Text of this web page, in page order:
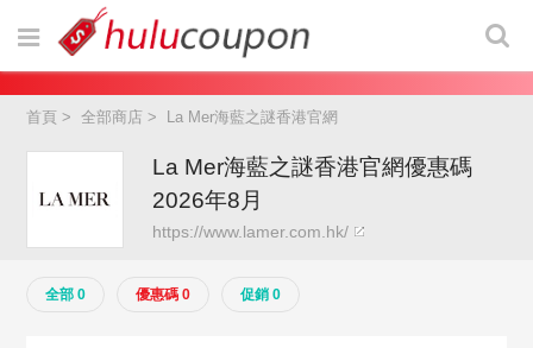
首頁 >全部商店 > La Mer海藍之謎香港官網
La Mer海藍之謎香港官網優惠碼
2026年8月
https://www.lamer.com.hk/
全部 0 優惠碼 0 促銷 0